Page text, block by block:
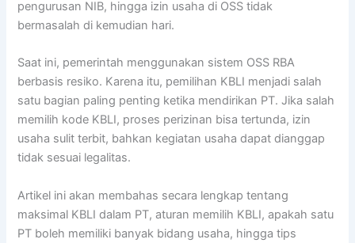
pengurusan NIB, hingga izin usaha di OSS tidak
bermasalah di kemudian hari.
Saat ini, pemerintah menggunakan sistem OSS RBA
berbasis resiko. Karena itu, pemilihan KBLI menjadi salah
satu bagian paling penting ketika mendirikan PT. Jika salah
memilih kode KBLI, proses perizinan bisa tertunda, izin
usaha sulit terbit, bahkan kegiatan usaha dapat dianggap
tidak sesuai legalitas.
Artikel ini akan membahas secara lengkap tentang
maksimal KBLI dalam PT, aturan memilih KBLI, apakah satu
PT boleh memiliki banyak bidang usaha, hingga tips